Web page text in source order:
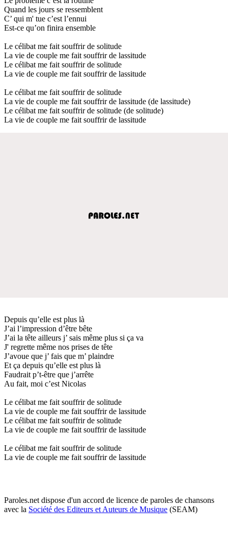
Quand les jours se ressemblent
C’ qui m' tue c’est l’ennui
Est-ce qu’on finira ensemble
Le célibat me fait souffrir de solitude
La vie de couple me fait souffrir de lassitude
Le célibat me fait souffrir de solitude
La vie de couple me fait souffrir de lassitude
Le célibat me fait souffrir de solitude
La vie de couple me fait souffrir de lassitude (de lassitude)
Le célibat me fait souffrir de solitude (de solitude)
La vie de couple me fait souffrir de lassitude
Depuis qu’elle est plus là
J’ai l’impression d’être bête
J’ai la tête ailleurs j’ sais même plus si ça va
J' regrette même nos prises de tête
J’avoue que j’ fais que m’ plaindre
Et ça depuis qu’elle est plus là
Faudrait p’t-être que j’arrête
Au fait, moi c’est Nicolas
Le célibat me fait souffrir de solitude
La vie de couple me fait souffrir de lassitude
Le célibat me fait souffrir de solitude
La vie de couple me fait souffrir de lassitude
Le célibat me fait souffrir de solitude
La vie de couple me fait souffrir de lassitude
Paroles.net dispose d'un accord de licence de paroles de chansons
avec la Société des Editeurs et Auteurs de Musique (SEAM)